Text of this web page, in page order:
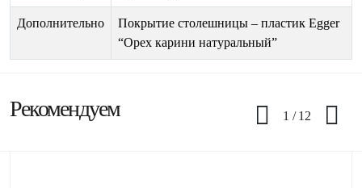
Дополнительно
Покрытие столешницы – пластик Egger
“Орех карини натуральный”
Рекомендуем